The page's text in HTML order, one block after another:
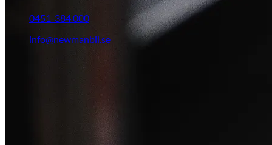
0451-384 000
info@newmanbil.se